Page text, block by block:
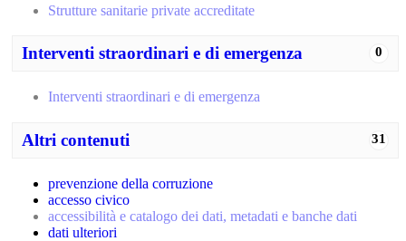
Strutture sanitarie private accreditate
0
Interventi straordinari e di emergenza
Interventi straordinari e di emergenza
31
Altri contenuti
prevenzione della corruzione
accesso civico
accessibilità e catalogo dei dati, metadati e banche dati
dati ulteriori